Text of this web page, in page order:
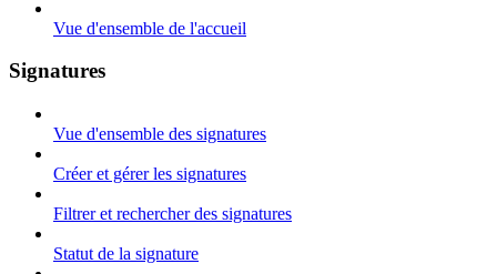
Vue d'ensemble de l'accueil
Signatures
Vue d'ensemble des signatures
Créer et gérer les signatures
Filtrer et rechercher des signatures
Statut de la signature